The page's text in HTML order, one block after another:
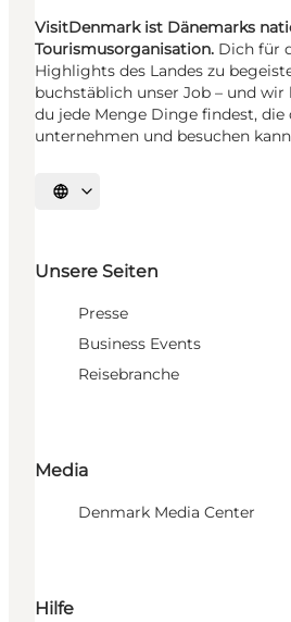
VisitDenmark ist Dänemarks
Tourismusorganisation. Dich für
Highlights des Landes zu
buchstäblich unser Job – und wir
du jede Menge Dinge findest, die
unternehmen und besuchen
Sprache auswählen
Unsere Seiten
Presse
Business Events
Reisebranche
Media
Denmark Media Center
Hilfe